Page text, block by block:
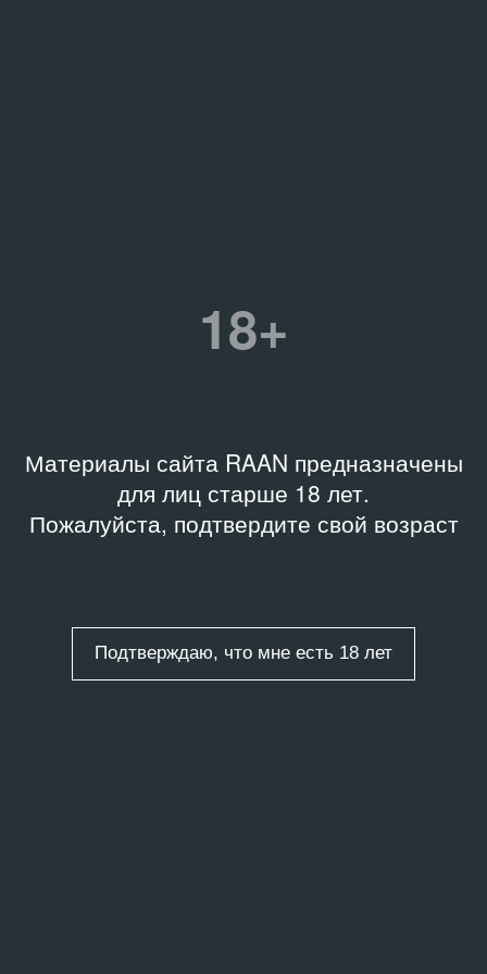
18+
Материалы сайта RAAN предназначены
для лиц старше 18 лет.
Пожалуйста, подтвердите свой возраст
Подтверждаю, что мне есть 18 лет